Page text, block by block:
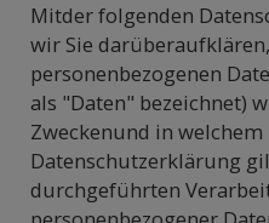
Mitder folgenden
wir Sie
personenbezogenen
als "Daten" bezeichnet)
Zweckenund in
Datenschutzerklärung
durchgeführten